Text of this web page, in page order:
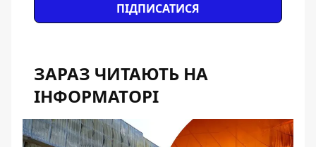
ПІДПИСАТИСЯ
ЗАРАЗ ЧИТАЮТЬ НА
ІНФОРМАТОРІ